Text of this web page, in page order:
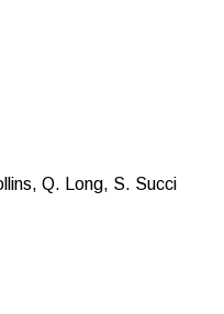
Q. Long, S. Succi